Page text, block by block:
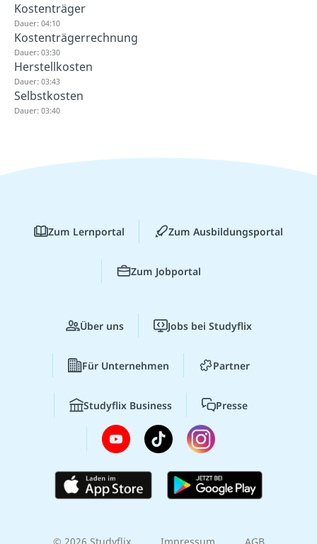
Kostenträger
Dauer: 04:10
Kostenträgerrechnung
Dauer: 03:30
Herstellkosten
Dauer: 03:43
Selbstkosten
Dauer: 03:40
Zum Lernportal Zum Ausbildungsportal
Zum Jobportal
Über uns Jobs bei Studyflix
Für Unternehmen Partner
Studyflix Business Presse
© 2026 Studyflix Impressum AGB